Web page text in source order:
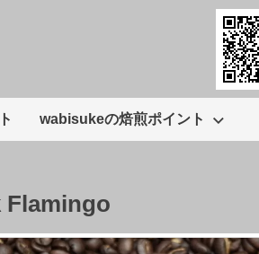
wabisukeの焙煎ポイント
Flamingo